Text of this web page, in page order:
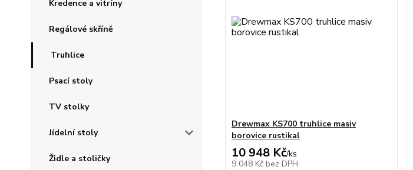
Kredence a vitríny
Regálové skříně
Truhlice
Psací stoly
TV stolky
Jídelní stoly
Židle a stoličky
Drewmax KS700 truhlice masiv
borovice rustikal
10 948 Kč/ks
9 048 Kč bez DPH